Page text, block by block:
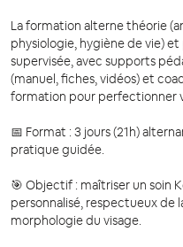
La formation alterne théorie
physiologie, hygiène de vie)
supervisée, avec supports
(manuel, fiches, vidéos) et
formation pour perfectionner
📅 Format : 3 jours (21h)
pratique guidée.
🎯 Objectif : maîtriser un soin
personnalisé, respectueux de
morphologie du visage.